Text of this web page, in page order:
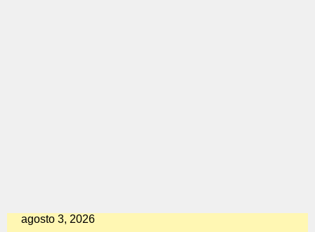
agosto 3, 2026